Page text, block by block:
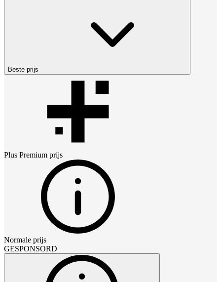
Beste prijs
Plus Premium prijs
Normale prijs
GESPONSORD